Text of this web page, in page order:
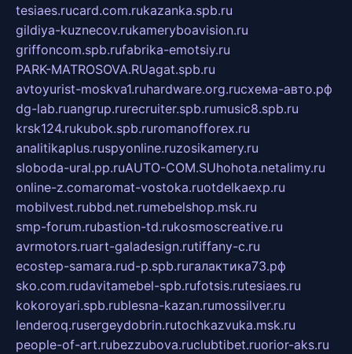
tesiaes.rucard.com.rukazanka.spb.ru
gildiya-kuznecov.rukameryboavision.ru
griffoncom.spb.rufabrika-emotsiy.ru
PARK-MATROSOVA.RUagat.spb.ru
avtoyurist-moskva1.ruhardware.org.ruсхема-авто.рф
dg-lab.ruangrup.rurecruiter.spb.rumusic8.spb.ru
krsk124.rukubok.spb.ruromanofforex.ru
analitikaplus.ruspyonline.ruzosikamery.ru
sloboda-ural.pp.ruAUTO-COM.SUhohota.netalimy.ru
online-z.comaromat-vostoka.ruotdelkaexp.ru
mobilvest.rubbd.net.rumebelshop.msk.ru
smp-forum.rubastion-td.rukosmoscreative.ru
avrmotors.ruart-galadesign.rutiffany-c.ru
ecostep-samara.rud-p.spb.ruгалактика73.рф
sko.com.rudavitamebel-spb.rufotsis.rutesiaes.ru
kokoroyari.spb.rublesna-kazan.rumossilver.ru
lenderoq.rusergeydobrin.rutochkazvuka.msk.ru
people-of-art.rubezzubova.ruclubtibet.ruorior-aks.ru